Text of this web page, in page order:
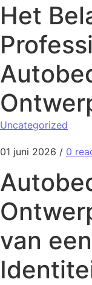
Het
Uncategorized
01 juni 2026 / 0
van